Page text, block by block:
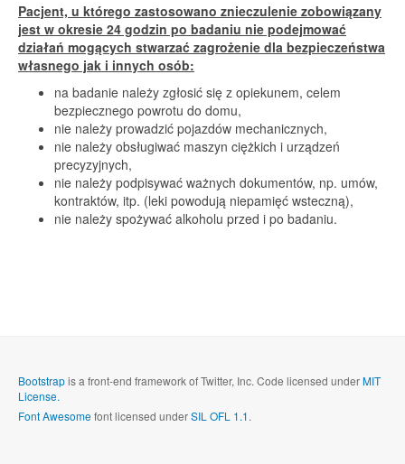
Pacjent, u którego zastosowano znieczulenie zobowiązany
jest w okresie 24 godzin po badaniu nie podejmować
działań mogących stwarzać zagrożenie dla bezpieczeństwa
własnego jak i innych osób:
na badanie należy zgłosić się z opiekunem, celem
bezpiecznego powrotu do domu,
nie należy prowadzić pojazdów mechanicznych,
nie należy obsługiwać maszyn ciężkich i urządzeń
precyzyjnych,
nie należy podpisywać ważnych dokumentów, np. umów,
kontraktów, itp. (leki powodują niepamięć wsteczną),
nie należy spożywać alkoholu przed i po badaniu.
Bootstrapis a front-end framework of Twitter, Inc. Code licensed underMIT
License.
Font Awesomefont licensed underSIL OFL 1.1.